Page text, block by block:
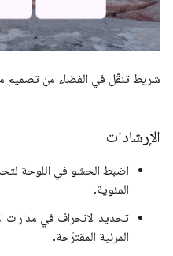
شريط تنقّل في الفضاء من تصميم
الإرشادات
اضبط الحشو في اللوحة
المئوية.
المرئية المقترَحة.